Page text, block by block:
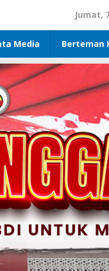
Jumat,
Media Berteman